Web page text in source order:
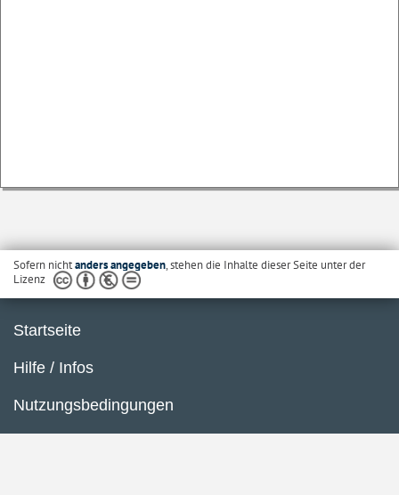
Sofern nichtanders angegeben, stehen die Inhalte dieser Seite unter der
Lizenz
Startseite
Hilfe / Infos
Nutzungsbedingungen